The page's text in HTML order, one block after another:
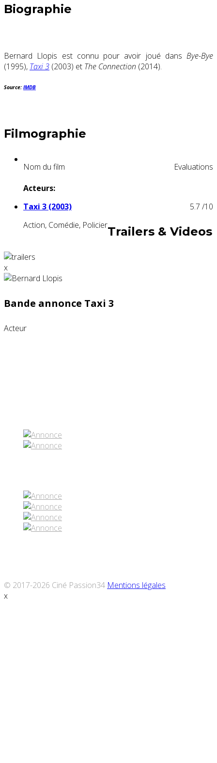
Biographie
Bernard Llopis est connu pour avoir joué dans Bye-Bye
(1995), Taxi 3 (2003) et The Connection (2014).
Source: IMDB
Filmographie
Nom du film
Evaluations
Acteurs:
Taxi 3 (2003)
Action, Comédie, Policier
5.7 /10
Trailers & Videos
x
Bande annonce Taxi 3
Acteur
© 2017-2026 Ciné Passion34 Mentions légales
x